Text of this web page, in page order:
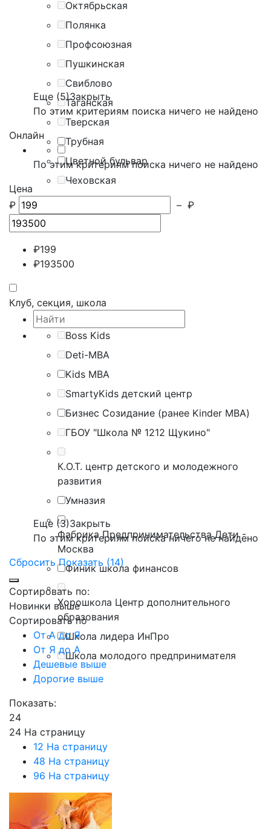
Октябрьская
Полянка
Профсоюзная
Пушкинская
Свиблово
Таганская
Тверская
Трубная
Цветной бульвар
Чеховская
Еще (5)Закрыть
По этим критериям поиска ничего не найдено
Онлайн
По этим критериям поиска ничего не найдено
Цена
₽
– ₽
₽199
₽193500
Клуб, секция, школа
Boss Kids
Deti-MBA
Kids MBA
SmartyKids детский центр
Бизнес Созидание (ранее Kinder MBA)
ГБОУ "Школа № 1212 Щукино"
К.О.Т. центр детского и молодежного
развития
Умназия
Фабрика Предпринимательства Дети -
Москва
Финик школа финансов
Хорошкола Центр дополнительного
образования
Школа лидера ИнПро
Школа молодого предпринимателя
Еще (3)Закрыть
По этим критериям поиска ничего не найдено
Сбросить Показать (14)
Сортировать по:
Новинки выше
Сортировать по
От А до Я
От Я до А
Дешевые выше
Дорогие выше
Показать:
24
24 На страницу
12 На страницу
48 На страницу
96 На страницу